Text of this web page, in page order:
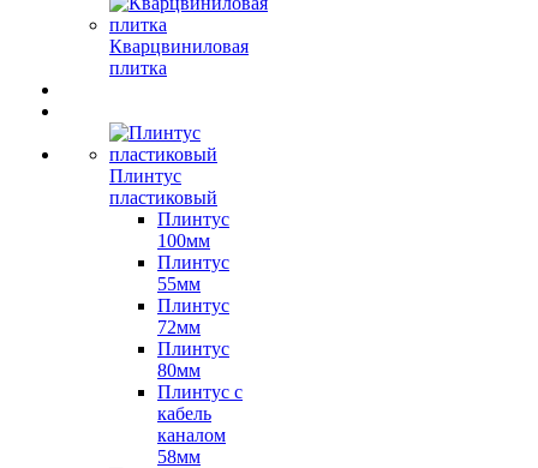
Кварцвиниловая
плитка
Плинтус
пластиковый
Плинтус
100мм
Плинтус
55мм
Плинтус
72мм
Плинтус
80мм
Плинтус с
кабель
каналом
58мм